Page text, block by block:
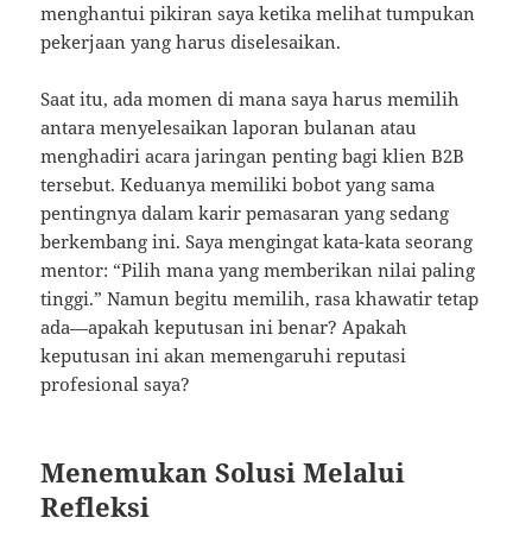
menghantui pikiran saya ketika melihat tumpukan
pekerjaan yang harus diselesaikan.
Saat itu, ada momen di mana saya harus memilih
antara menyelesaikan laporan bulanan atau
menghadiri acara jaringan penting bagi klien B2B
tersebut. Keduanya memiliki bobot yang sama
pentingnya dalam karir pemasaran yang sedang
berkembang ini. Saya mengingat kata-kata seorang
mentor: “Pilih mana yang memberikan nilai paling
tinggi.” Namun begitu memilih, rasa khawatir tetap
ada—apakah keputusan ini benar? Apakah
keputusan ini akan memengaruhi reputasi
profesional saya?
Menemukan Solusi Melalui
Refleksi